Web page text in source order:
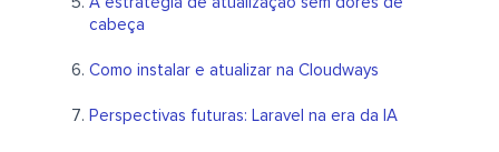
cabeça
Como instalar e atualizar na Cloudways
Perspectivas futuras: Laravel na era da IA